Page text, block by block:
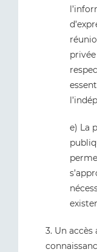
e) La
3. Un